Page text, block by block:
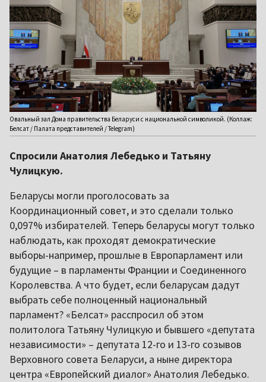
Овальный зал Дома правительства Беларуси с национальной символикой. (Коллаж:
Белсат / Палата представителей / Telegram)
Спросили Анатолия Лебедько и Татьяну
Чулицкую.
Беларусы могли проголосовать за
Координационный совет, и это сделали только
0,097% избирателей. Теперь беларусы могут только
наблюдать, как проходят демократические
выборы-например, прошлые в Европарламент или
будущие – в парламенты Франции и Соединенного
Королевства. А что будет, если беларусам дадут
выбрать себе полноценный национальный
парламент? «Белсат» расспросил об этом
политолога Татьяну Чулицкую и бывшего «депутата
независимости» – депутата 12-го и 13-го созывов
Верховного совета Беларуси, а ныне директора
центра «Европейский диалог» Анатолия Лебедько.